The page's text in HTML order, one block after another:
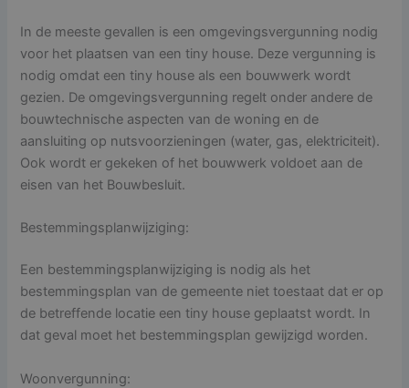
In de meeste gevallen is een omgevingsvergunning nodig
voor het plaatsen van een tiny house. Deze vergunning is
nodig omdat een tiny house als een bouwwerk wordt
gezien. De omgevingsvergunning regelt onder andere de
bouwtechnische aspecten van de woning en de
aansluiting op nutsvoorzieningen (water, gas, elektriciteit).
Ook wordt er gekeken of het bouwwerk voldoet aan de
eisen van het Bouwbesluit.
Bestemmingsplanwijziging:
Een bestemmingsplanwijziging is nodig als het
bestemmingsplan van de gemeente niet toestaat dat er op
de betreffende locatie een tiny house geplaatst wordt. In
dat geval moet het bestemmingsplan gewijzigd worden.
Woonvergunning: